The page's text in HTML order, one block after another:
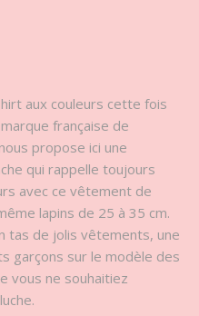
aux couleurs cette fois
française de
nous propose ici une
qui rappelle toujours
avec ce vêtement de
lapins de 25 à 35 cm.
tas de jolis vêtements, une
garçons sur le modèle des
vous ne souhaitiez